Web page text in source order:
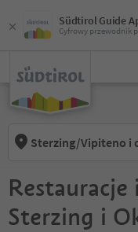
Südtirol Guide
Cyfrowy przewodnik
Sterzing/Vipiteno i
Sterzing i